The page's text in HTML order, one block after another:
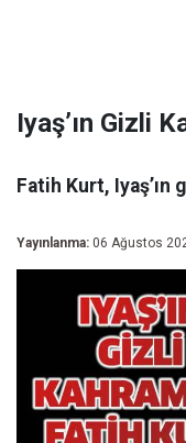
Iyaş’ın Gizli
Fatih Kurt, Iyaş’ın
Yayınlanma: 06 Ağustos